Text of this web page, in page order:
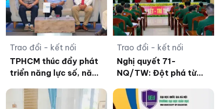
Trao đổi - kết nối
TPHCM thúc đẩy phát
triển năng lực số, năng
thông
Trao đổi - kết nối
Nghị quyết 71-
NQ/TW: Đột phá từ